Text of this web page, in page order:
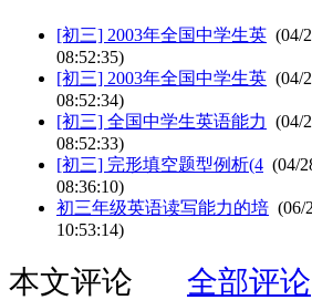
[初三] 2003年全国中学生英 (04/
08:52:35)
[初三] 2003年全国中学生英 (04/
08:52:34)
[初三] 全国中学生英语能力 (04/
08:52:33)
[初三] 完形填空题型例析(4 (04/
08:36:10)
初三年级英语读写能力的培 (06/
10:53:14)
本文评论
全部评论